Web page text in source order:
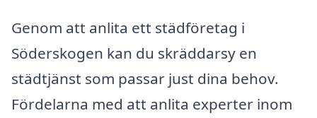
Genom att anlita ett städföretag i
Söderskogen kan du skräddarsy en
städtjänst som passar just dina behov.
Fördelarna med att anlita experter inom